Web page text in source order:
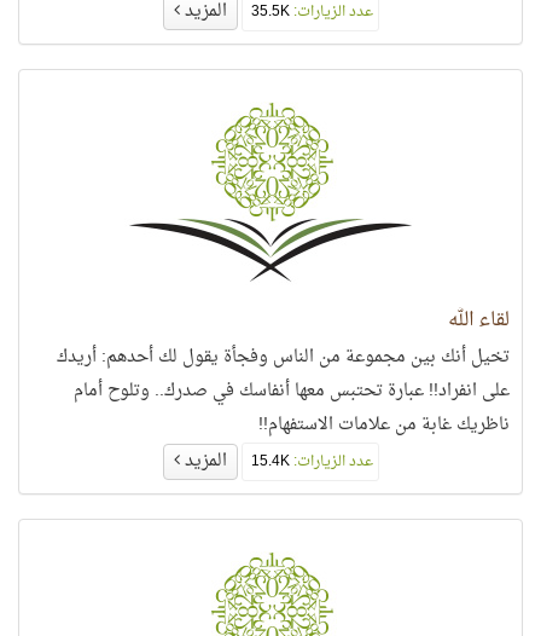
عدد الزيارات:35.5K المزيد
لقاء الله
تخيل أنك بين مجموعة من الناس وفجأة يقول لك أحدهم: أريدك
على انفراد!! عبارة تحتبس معها أنفاسك في صدرك.. وتلوح أمام
ناظريك غابة من علامات الاستفهام!!
عدد الزيارات:15.4K المزيد